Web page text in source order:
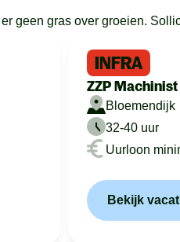
geen gras over groeien.
INFRA
ZZP
Bloemendijk
32-40 uur
Uurloon
Bekijk